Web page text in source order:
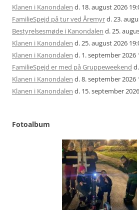
Klanen i Kanondalen d. 18. august 2026
FamilieSpejd på tur ved Åremyrd. 23.
Bestyrelsesmøde i Kanondalen d. 25.
Klanen i Kanondalen d. 25. august 2026
Klanen i Kanondalen d. 1. september 2026
FamilieSpejd er med på Gruppeweekend
Klanen i Kanondalen d. 8. september 2026
Klanen i Kanondalen d. 15. september
Fotoalbum